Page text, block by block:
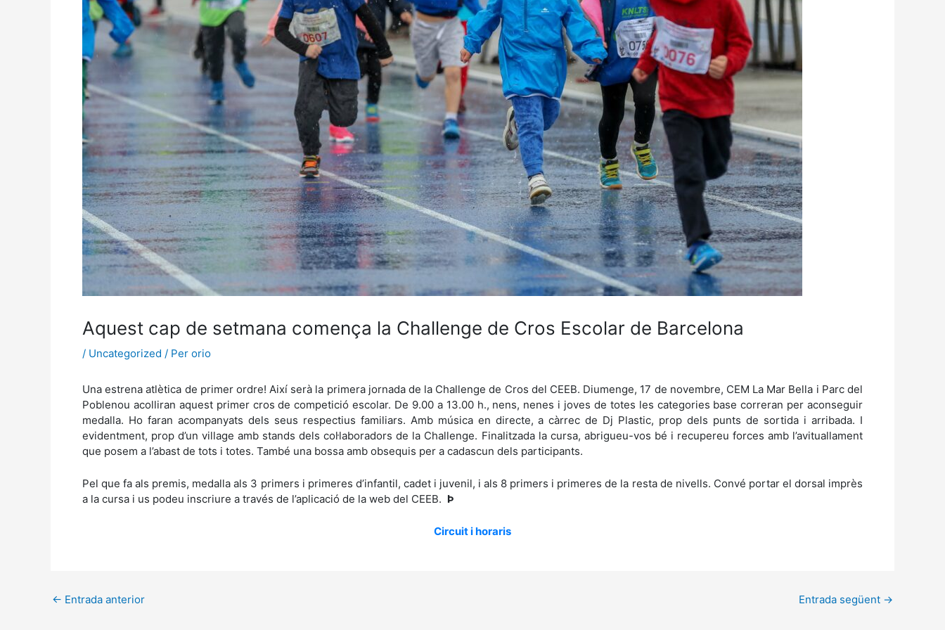
Aquest cap de setmana comença la Challenge de Cros Escolar de Barcelona
/ Uncategorized / Per orio
Una estrena atlètica de primer ordre! Així serà la primera jornada de la Challenge de Cros del CEEB. Diumenge, 17 de novembre, CEM La Mar Bella i Parc del
Poblenou acolliran aquest primer cros de competició escolar. De 9.00 a 13.00 h., nens, nenes i joves de totes les categories base correran per aconseguir
medalla. Ho faran acompanyats dels seus respectius familiars. Amb música en directe, a càrrec de Dj Plastic, prop dels punts de sortida i arribada. I
evidentment, prop d’un village amb stands dels col·laboradors de la Challenge. Finalitzada la cursa, abrigueu-vos bé i recupereu forces amb l’avituallament
que posem a l’abast de tots i totes. També una bossa amb obsequis per a cadascun dels participants.
Pel que fa als premis, medalla als 3 primers i primeres d’infantil, cadet i juvenil, i als 8 primers i primeres de la resta de nivells. Convé portar el dorsal imprès
a la cursa i us podeu inscriure a través de l’aplicació de la web del CEEB. Þ
Circuit i horaris
← Entrada anterior Entrada següent →